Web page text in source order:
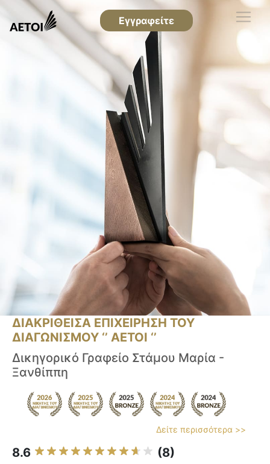
Εγγραφείτε
ΔΙΑΚΡΙΘΕΙΣΑ ΕΠΙΧΕΙΡΗΣΗ ΤΟΥ
ΔΙΑΓΩΝΙΣΜΟΥ ‘’ ΑΕΤΟΙ ‘’
Δικηγορικό Γραφείο Στάμου Μαρία -
Ξανθίππη
Δείτε περισσότερα >>
8.6 (8)